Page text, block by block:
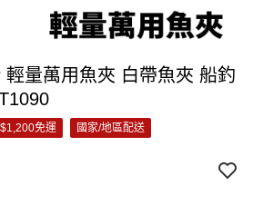
輕量萬用魚夾 白帶魚夾 船釣
免運 國家/地區配送